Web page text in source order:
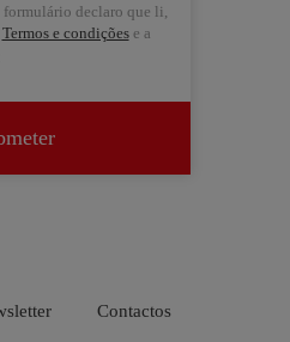
formulário declaro que li,
Termos e condiçõese a
Contactos